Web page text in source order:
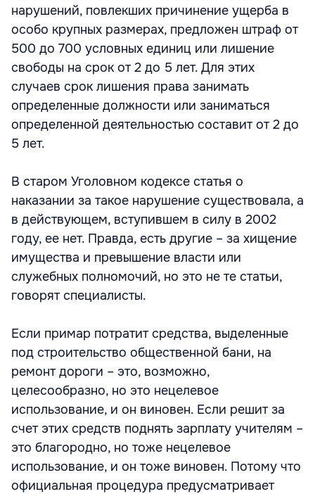
нарушений, повлекших причинение ущерба в
особо крупных размерах, предложен штраф от
500 до 700 условных единиц или лишение
свободы на срок от 2 до 5 лет. Для этих
случаев срок лишения права занимать
определенные должности или заниматься
определенной деятельностью составит от 2 до
5 лет.
В старом Уголовном кодексе статья о
наказании за такое нарушение существовала, а
в действующем, вступившем в силу в 2002
году, ее нет. Правда, есть другие – за хищение
имущества и превышение власти или
служебных полномочий, но это не те статьи,
говорят специалисты.
Если примар потратит средства, выделенные
под строительство общественной бани, на
ремонт дороги – это, возможно,
целесообразно, но это нецелевое
использование, и он виновен. Если решит за
счет этих средств поднять зарплату учителям –
это благородно, но тоже нецелевое
использование, и он тоже виновен. Потому что
официальная процедура предусматривает